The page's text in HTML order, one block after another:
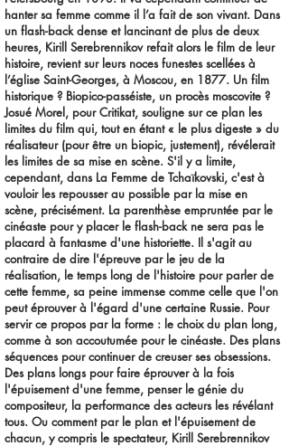
hanter sa femme comme il l’a fait de son vivant. Dans
un flash-back dense et lancinant de plus de deux
heures, Kirill Serebrennikov refait alors le film de leur
histoire, revient sur leurs noces funestes scellées à
l’église Saint-Georges, à Moscou, en 1877. Un film
historique ? Biopico-passéiste, un procès moscovite ?
Josué Morel, pour Critikat, souligne sur ce plan les
limites du film qui, tout en étant « le plus digeste » du
réalisateur (pour être un biopic, justement), révélerait
les limites de sa mise en scène. S'il y a limite,
cependant, dans La Femme de Tchaïkovski, c'est à
vouloir les repousser au possible par la mise en
scène, précisément. La parenthèse empruntée par le
cinéaste pour y placer le flash-back ne sera pas le
placard à fantasme d'une historiette. Il s'agit au
contraire de dire l'épreuve par le jeu de la
réalisation, le temps long de l'histoire pour parler de
cette femme, sa peine immense comme celle que l'on
peut éprouver à l'égard d'une certaine Russie. Pour
servir ce propos par la forme : le choix du plan long,
comme à son accoutumée pour le cinéaste. Des plans
séquences pour continuer de creuser ses obsessions.
Des plans longs pour faire éprouver à la fois
l'épuisement d'une femme, penser le génie du
compositeur, la performance des acteurs les révélant
tous. Ou comment par le plan et l'épuisement de
chacun, y compris le spectateur, Kirill Serebrennikov